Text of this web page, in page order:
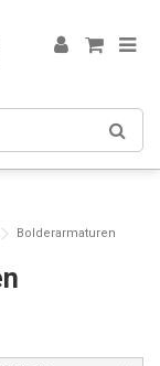
Bolderarmaturen